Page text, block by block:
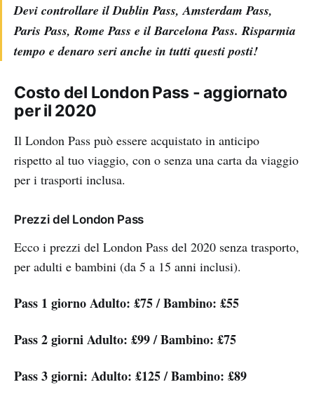
Devi controllare il Dublin Pass, Amsterdam Pass,
Paris Pass, Rome Pass e il Barcelona Pass. Risparmia
tempo e denaro seri anche in tutti questi posti!
Costo del London Pass - aggiornato
per il 2020
Il London Pass può essere acquistato in anticipo
rispetto al tuo viaggio, con o senza una carta da viaggio
per i trasporti inclusa.
Prezzi del London Pass
Ecco i prezzi del London Pass del 2020 senza trasporto,
per adulti e bambini (da 5 a 15 anni inclusi).
Pass 1 giorno Adulto: £75 / Bambino: £55
Pass 2 giorni Adulto: £99 / Bambino: £75
Pass 3 giorni: Adulto: £125 / Bambino: £89